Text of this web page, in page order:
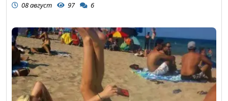
08 август 97 6